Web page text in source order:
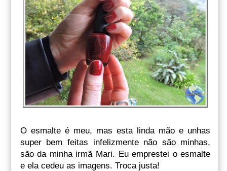
O esmalte é meu, mas esta linda mão e unhas
super bem feitas infelizmente não são minhas,
são da minha irmã Mari. Eu emprestei o esmalte
e ela cedeu as imagens. Troca justa!